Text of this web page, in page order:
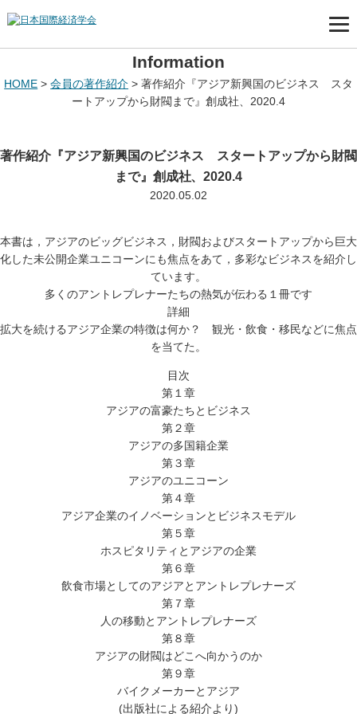
Information
HOME >会員の著作紹介 >著作紹介『アジア新興国のビジネス スタ
ートアップから財閥まで』創成社、2020.4
著作紹介『アジア新興国のビジネス スタートアップから財閥
まで』創成社、2020.4
2020.05.02
本書は，アジアのビッグビジネス，財閥およびスタートアップから巨大
化した未公開企業ユニコーンにも焦点をあて，多彩なビジネスを紹介し
ています。
多くのアントレプレナーたちの熱気が伝わる１冊です
詳細
拡大を続けるアジア企業の特徴は何か？ 観光・飲食・移民などに焦点
を当てた。
目次
第１章
アジアの富豪たちとビジネス
第２章
アジアの多国籍企業
第３章
アジアのユニコーン
第４章
アジア企業のイノベーションとビジネスモデル
第５章
ホスピタリティとアジアの企業
第６章
飲食市場としてのアジアとアントレプレナーズ
第７章
人の移動とアントレプレナーズ
第８章
アジアの財閥はどこへ向かうのか
第９章
バイクメーカーとアジア
(出版社による紹介より)